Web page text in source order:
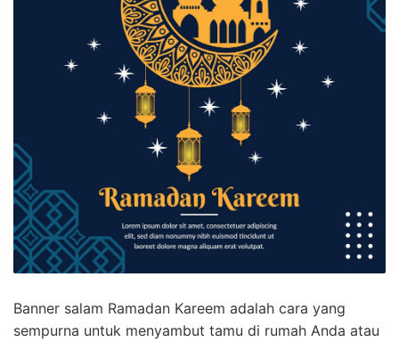
Banner salam Ramadan Kareem adalah cara yang
sempurna untuk menyambut tamu di rumah Anda atau